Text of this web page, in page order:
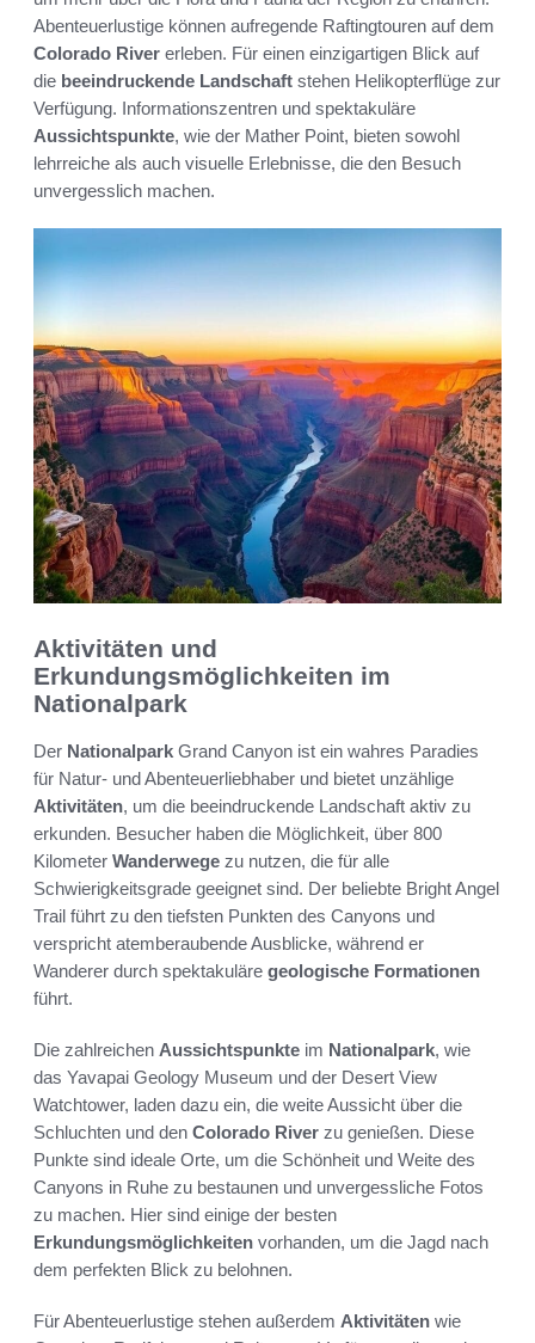
Abenteuerlustige können aufregende Raftingtouren auf dem
Colorado River erleben. Für einen einzigartigen Blick auf
die beeindruckende Landschaft stehen Helikopterflüge zur
Verfügung. Informationszentren und spektakuläre
Aussichtspunkte, wie der Mather Point, bieten sowohl
lehrreiche als auch visuelle Erlebnisse, die den Besuch
unvergesslich machen.
Aktivitäten und
Erkundungsmöglichkeiten im
Nationalpark
Der Nationalpark Grand Canyon ist ein wahres Paradies
für Natur- und Abenteuerliebhaber und bietet unzählige
Aktivitäten, um die beeindruckende Landschaft aktiv zu
erkunden. Besucher haben die Möglichkeit, über 800
Kilometer Wanderwege zu nutzen, die für alle
Schwierigkeitsgrade geeignet sind. Der beliebte Bright Angel
Trail führt zu den tiefsten Punkten des Canyons und
verspricht atemberaubende Ausblicke, während er
Wanderer durch spektakuläre geologische Formationen
führt.
Die zahlreichen Aussichtspunkte im Nationalpark, wie
das Yavapai Geology Museum und der Desert View
Watchtower, laden dazu ein, die weite Aussicht über die
Schluchten und den Colorado River zu genießen. Diese
Punkte sind ideale Orte, um die Schönheit und Weite des
Canyons in Ruhe zu bestaunen und unvergessliche Fotos
zu machen. Hier sind einige der besten
Erkundungsmöglichkeiten vorhanden, um die Jagd nach
dem perfekten Blick zu belohnen.
Für Abenteuerlustige stehen außerdem Aktivitäten wie